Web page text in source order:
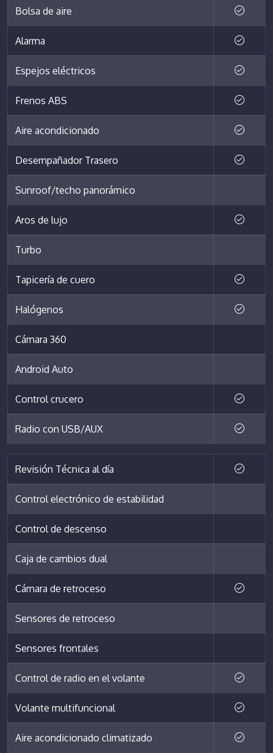
Bolsa de aire
Alarma
Espejos eléctricos
Frenos ABS
Aire acondicionado
Desempañador Trasero
Sunroof/techo panorámico
Aros de lujo
Turbo
Tapicería de cuero
Halógenos
Cámara 360
Android Auto
Control crucero
Radio con USB/AUX
Revisión Técnica al día
Control electrónico de estabilidad
Control de descenso
Caja de cambios dual
Cámara de retroceso
Sensores de retroceso
Sensores frontales
Control de radio en el volante
Volante multifuncional
Aire acondicionado climatizado